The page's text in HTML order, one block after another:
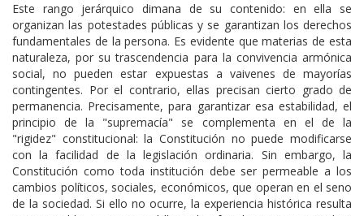
Este rango jerárquico dimana de su contenido: en ella se
organizan las potestades públicas y se garantizan los derechos
fundamentales de la persona. Es evidente que materias de esta
naturaleza, por su trascendencia para la convivencia armónica
social, no pueden estar expuestas a vaivenes de mayorías
contingentes. Por el contrario, ellas precisan cierto grado de
permanencia. Precisamente, para garantizar esa estabilidad, el
principio de la "supremacía" se complementa en el de la
"rigidez" constitucional: la Constitución no puede modificarse
con la facilidad de la legislación ordinaria. Sin embargo, la
Constitución como toda institución debe ser permeable a los
cambios políticos, sociales, económicos, que operan en el seno
de la sociedad. Si ello no ocurre, la experiencia histórica resulta